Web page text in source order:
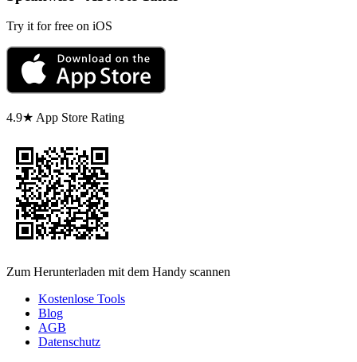
Try it for free on iOS
4.9★ App Store Rating
Zum Herunterladen mit dem Handy scannen
Kostenlose Tools
Blog
AGB
Datenschutz